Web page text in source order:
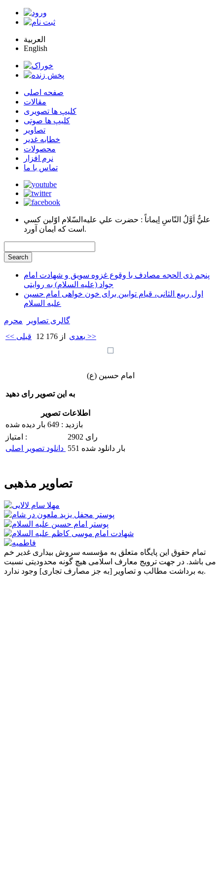
العربية
English
صفحه اصلی
مقالات
کلیپ ها تصویری
کلیپ ها صوتی
تصاویر
خطابه غدیر
محصولات
نرم افزار
تماس با ما
عليٌّ اَوَّلُ النّاسِ اِيماناً : حضرت علي عليه‌السّلام اوّلين كسي
است كه ايمان آورد.
پنجم ذی الحجه مصادف با وقوع غزوه سویق و شهادت امام
جواد (علیه السلام) به روایتی
اول ربیع الثانی، قیام توابین برای خون خواهی امام حسین
علیه السلام
گالری تصاویر
محرم
<< قبلی
12 از 176 بعدی >>
امام حسین (ع)
به این تصویر رای دهید
اطلاعات تصویر
بازدید : 649 بار دیده شده
امتیاز :
2902 رای
551 بار دانلود شده
تصاویر مذهبی
تمام حقوق این پایگاه متعلق به مؤسسه سروش بیداری غدیر خم
می باشد. در جهت ترویج معارف اسلامی هیچ گونه محدودیتی نسبت
به برداشت مطالب و تصاویر [به جز مصارف تجاری] وجود ندارد.